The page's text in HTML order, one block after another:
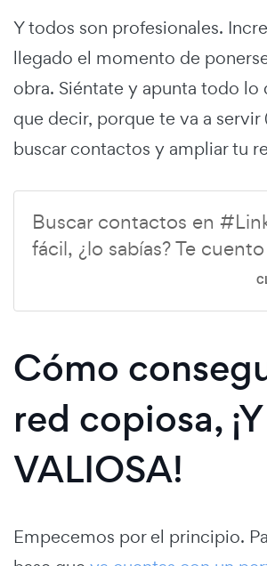
Y todos son profesionales.
llegado el momento de
obra. Siéntate y apunta todo lo
que decir, porque te va a servir
buscar contactos y ampliar tu
Buscar contactos en
fácil, ¿lo sabías? Te
Cómo
red copiosa, ¡Y
VALIOSA!
Empecemos por el principio.